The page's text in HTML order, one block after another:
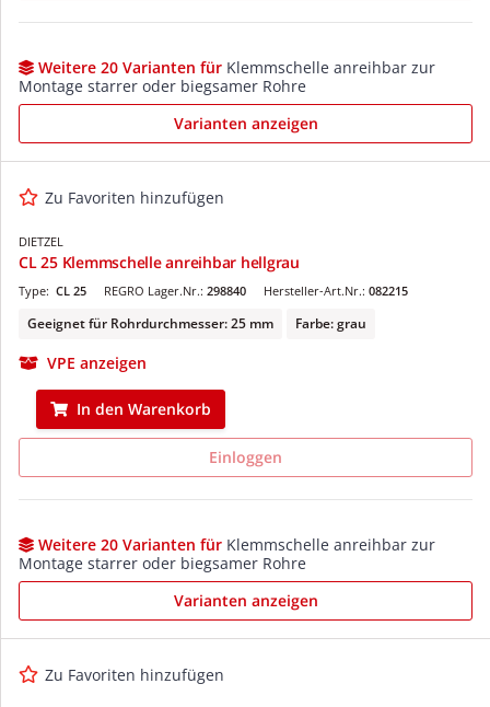
Weitere 20 Varianten für Klemmschelle anreihbar zur
Montage starrer oder biegsamer Rohre
Varianten anzeigen
Zu Favoriten hinzufügen
DIETZEL
CL 25 Klemmschelle anreihbar hellgrau
REGRO Lager.Nr.: 298840
Type: CL 25 Hersteller-Art.Nr.: 082215
Geeignet für Rohrdurchmesser: 25 mm Farbe: grau
VPE anzeigen
In den Warenkorb
Einloggen
Weitere 20 Varianten für Klemmschelle anreihbar zur
Montage starrer oder biegsamer Rohre
Varianten anzeigen
Zu Favoriten hinzufügen